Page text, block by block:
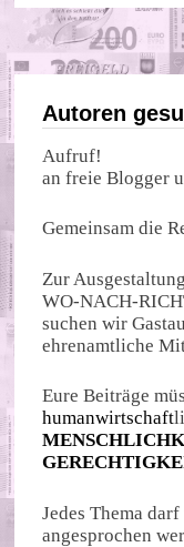
Autoren
Aufruf!
an freie Blogger
Gemeinsam die
Zur
WO-NACH-
suchen wir
ehrenamtliche
Eure Beiträge
humanwirtschaft
Jedes Thema
angesprochen